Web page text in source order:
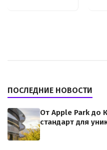
ПОСЛЕДНИЕ НОВОСТИ
От Apple Park до
стандарт для